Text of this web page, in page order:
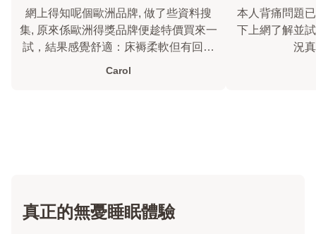
網上得知呢個歐洲品牌, 做了些資料搜
集, 原來係歐洲得獎品牌便趁特價買來一
試，結果感覺舒適：床褥柔軟但有回彈
力，而且先生半夜翻身我也沒被影響
Carol
本人背痛問題
下上網了解並
況
真正的無憂睡眠體驗